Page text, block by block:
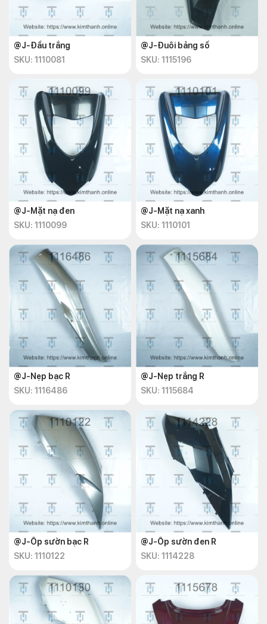
@J-Đầu trắng
SKU: 1110081
@J-Đuôi bảng số
SKU: 1115196
@J-Mặt nạ đen
SKU: 1110099
@J-Mặt nạ xanh
SKU: 1110101
@J-Nẹp bạc R
SKU: 1116486
@J-Nẹp trắng R
SKU: 1115684
@J-Ốp sườn bạc R
SKU: 1110122
@J-Ốp sườn đen R
SKU: 1114228